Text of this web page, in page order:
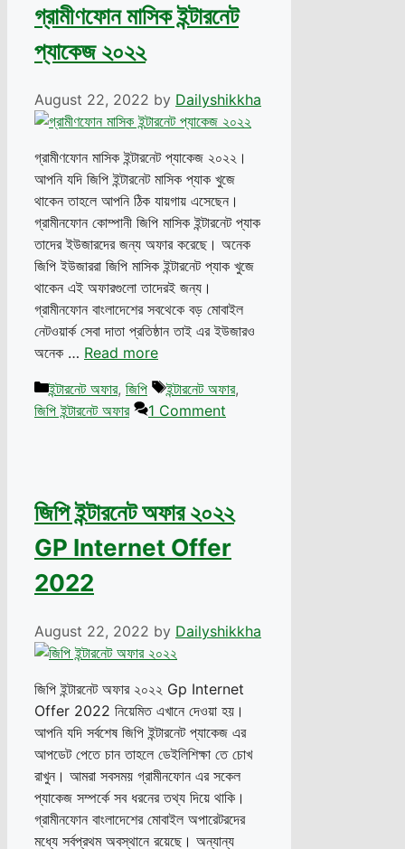
গ্রামীণফোন মাসিক ইন্টারনেট
প্যাকেজ ২০২২
August 22, 2022 by Dailyshikkha
গ্রামীণফোন মাসিক ইন্টারনেট প্যাকেজ ২০২২।
আপনি যদি জিপি ইন্টারনেট মাসিক প্যাক খুজে
থাকেন তাহলে আপনি ঠিক যায়গায় এসেছেন।
গ্রামীনফোন কোম্পানী জিপি মাসিক ইন্টারনেট প্যাক
তাদের ইউজারদের জন্য অফার করেছে। অনেক
জিপি ইউজাররা জিপি মাসিক ইন্টারনেট প্যাক খুজে
থাকেন এই অফারগুলো তাদেরই জন্য।
গ্রামীনফোন বাংলাদেশের সবথেকে বড় মোবাইল
নেটওয়ার্ক সেবা দাতা প্রতিষ্ঠান তাই এর ইউজারও
অনেক … Read more
Categories
ইন্টারনেট অফার, জিপি Tags
ইন্টারনেট অফার,
জিপি ইন্টারনেট অফার
1 Comment
জিপি ইন্টারনেট অফার ২০২২
GP Internet Offer
2022
August 22, 2022 by Dailyshikkha
জিপি ইন্টারনেট অফার ২০২২ Gp Internet
Offer 2022 নিয়েমিত এখানে দেওয়া হয়।
আপনি যদি সর্বশেষ জিপি ইন্টারনেট প্যাকেজ এর
আপডেট পেতে চান তাহলে ডেইলিশিক্ষা তে চোখ
রাখুন। আমরা সবসময় গ্রামীনফোন এর সকেল
প্যাকেজ সম্পর্কে সব ধরনের তথ্য দিয়ে থাকি।
গ্রামীনফোন বাংলাদেশের মোবাইল অপারেটরদের
মধ্যে সর্বপ্রথম অবস্থানে রয়েছে। অন্যান্য